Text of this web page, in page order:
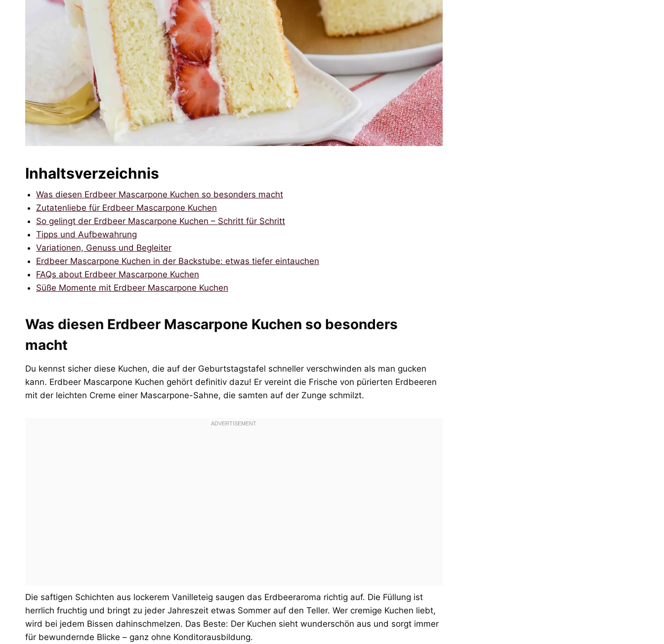
Inhaltsverzeichnis
Was diesen Erdbeer Mascarpone Kuchen so besonders macht
Zutatenliebe für Erdbeer Mascarpone Kuchen
So gelingt der Erdbeer Mascarpone Kuchen – Schritt für Schritt
Tipps und Aufbewahrung
Variationen, Genuss und Begleiter
Erdbeer Mascarpone Kuchen in der Backstube: etwas tiefer eintauchen
FAQs about Erdbeer Mascarpone Kuchen
Süße Momente mit Erdbeer Mascarpone Kuchen
Was diesen Erdbeer Mascarpone Kuchen so besonders
macht
Du kennst sicher diese Kuchen, die auf der Geburtstagstafel schneller verschwinden als man gucken
kann. Erdbeer Mascarpone Kuchen gehört definitiv dazu! Er vereint die Frische von pürierten Erdbeeren
mit der leichten Creme einer Mascarpone-Sahne, die samten auf der Zunge schmilzt.
Die saftigen Schichten aus lockerem Vanilleteig saugen das Erdbeeraroma richtig auf. Die Füllung ist
herrlich fruchtig und bringt zu jeder Jahreszeit etwas Sommer auf den Teller. Wer cremige Kuchen liebt,
wird bei jedem Bissen dahinschmelzen. Das Beste: Der Kuchen sieht wunderschön aus und sorgt immer
für bewundernde Blicke – ganz ohne Konditorausbildung.